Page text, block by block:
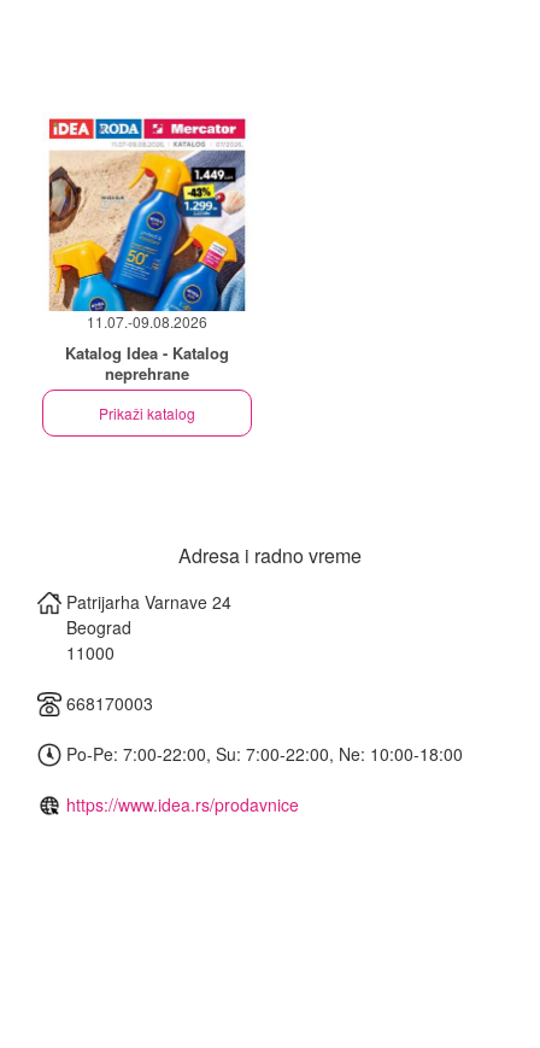
11.07.-09.08.2026
Katalog Idea - Katalog
neprehrane
Prikaži katalog
Adresa i radno vreme
Patrijarha Varnave 24
Beograd
11000
668170003
Po-Pe: 7:00-22:00, Su: 7:00-22:00, Ne: 10:00-18:00
https://www.idea.rs/prodavnice